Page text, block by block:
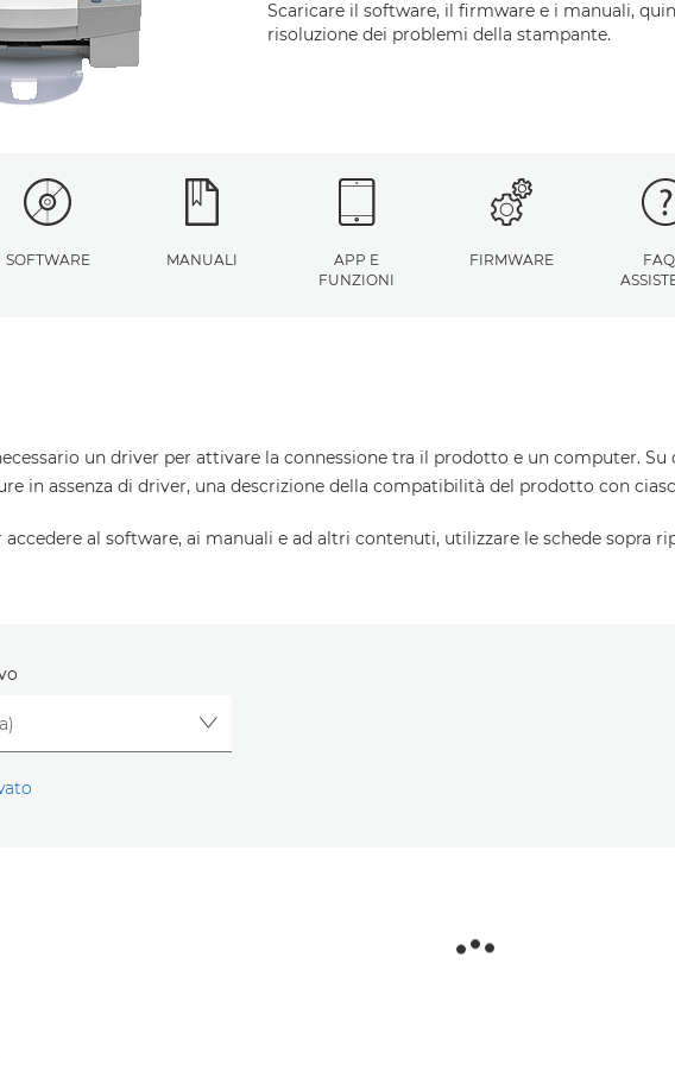
Scaricare il software, il firmware e i manuali,
risoluzione dei problemi della stampante.
SOFTWARE MANUALI
APP E
FUNZIONI
FIRMWARE
un driver per attivare la connessione tra il prodotto e un computer.
in assenza di driver, una descrizione della compatibilità del prodotto con
accedere al software, ai manuali e ad altri contenuti, utilizzare le schede sopra